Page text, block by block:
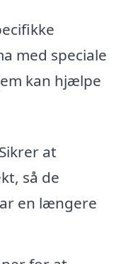
med speciale
kan hjælpe
Sikrer at
så de
en længere